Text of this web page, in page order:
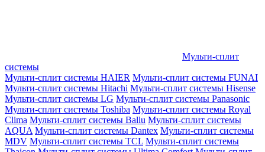
Мульти-сплит
системы
Мульти-сплит системы HAIER Мульти-сплит системы FUNAI
Мульти-сплит системы Hitachi Мульти-сплит системы Hisense
Мульти-сплит системы LG Мульти-сплит системы Panasonic
Мульти-сплит системы Toshiba Мульти-сплит системы Royal
Clima Мульти-сплит системы Ballu Мульти-сплит системы
AQUA Мульти-сплит системы Dantex Мульти-сплит системы
MDV Мульти-сплит системы TCL Мульти-сплит системы